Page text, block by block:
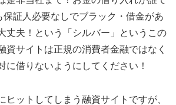
保証人必要なしでブラック・借金があ
丈夫！ という「 シルバー 」というこの
資サイトは正規の消費者金融ではなく
に借りないようにしてください！
ヒットしてしまう融資サイトですが、